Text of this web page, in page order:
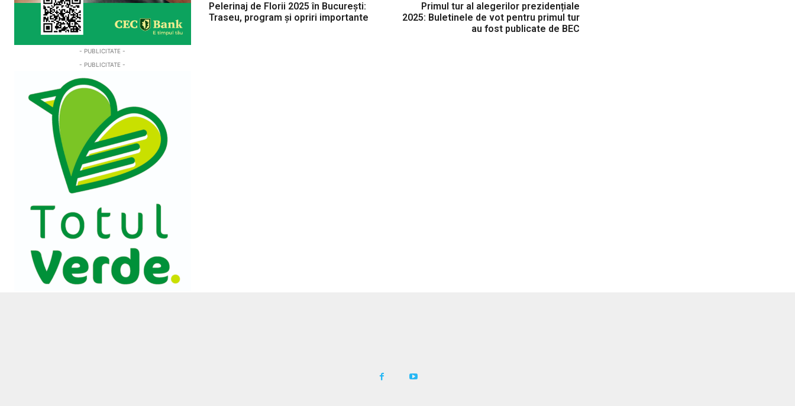
- PUBLICITATE -
- PUBLICITATE -
Pelerinaj de Florii 2025 în București:
Traseu, program și opriri importante
Primul tur al alegerilor prezidențiale
2025: Buletinele de vot pentru primul tur
au fost publicate de BEC